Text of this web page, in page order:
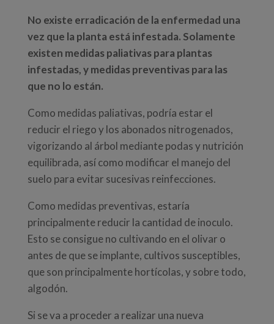
No existe erradicación de la enfermedad una
vez que la planta está infestada. Solamente
existen medidas paliativas para plantas
infestadas, y medidas preventivas para las
que no lo están.
Como medidas paliativas, podría estar el
reducir el riego y los abonados nitrogenados,
vigorizando al árbol mediante podas y nutrición
equilibrada, así como modificar el manejo del
suelo para evitar sucesivas reinfecciones.
Como medidas preventivas, estaría
principalmente reducir la cantidad de inoculo.
Esto se consigue no cultivando en el olivar o
antes de que se implante, cultivos susceptibles,
que son principalmente hortícolas, y sobre todo,
algodón.
Si se va a proceder a realizar una nueva